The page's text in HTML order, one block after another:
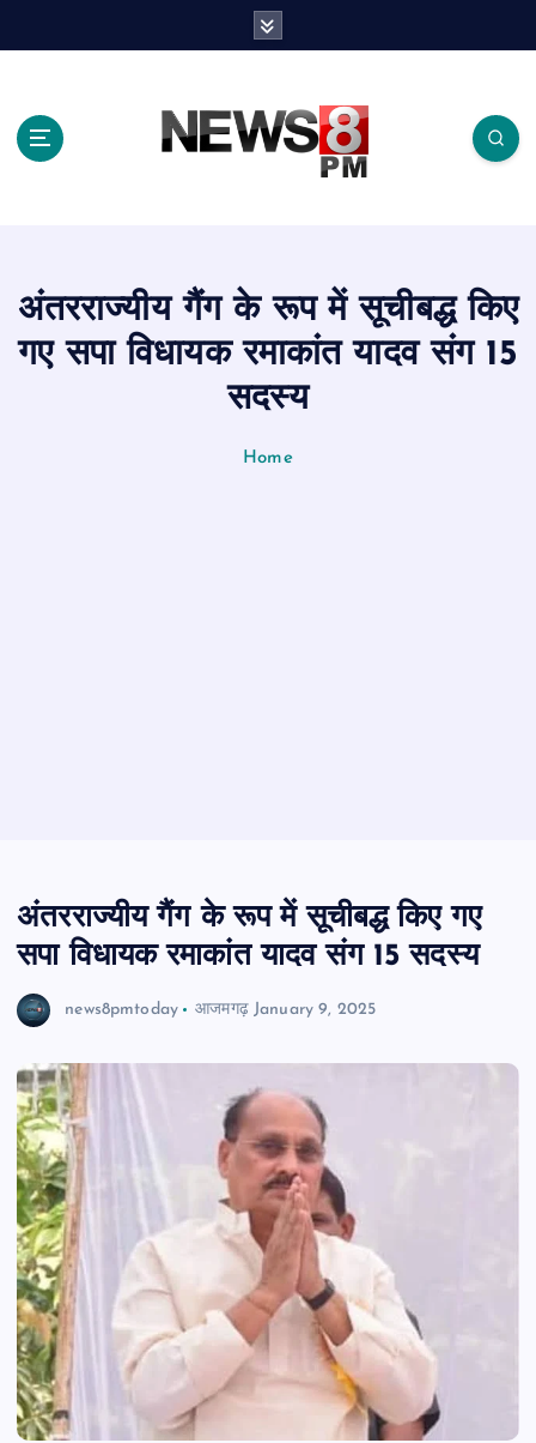
अंतरराज्यीय गैंग के रूप में सूचीबद्ध किए
गए सपा विधायक रमाकांत यादव संग 15
सदस्य
Home
अंतरराज्यीय गैंग के रूप में सूचीबद्ध किए गए
सपा विधायक रमाकांत यादव संग 15 सदस्य
news8pmtoday आजमगढ़ January 9, 2025